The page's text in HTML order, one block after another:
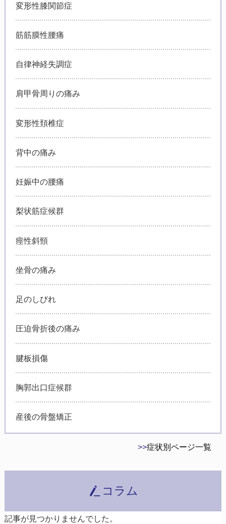
変形性膝関節症
筋筋膜性腰痛
自律神経失調症
肩甲骨周りの痛み
変形性頚椎症
背中の痛み
妊娠中の腰痛
梨状筋症候群
痙性斜頸
坐骨の痛み
足のしびれ
圧迫骨折後の痛み
腱板損傷
胸郭出口症候群
産後の骨盤矯正
>>症状別ページ一覧
コラム
記事が見つかりませんでした。